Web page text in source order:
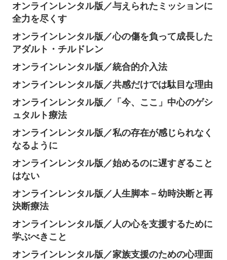
オンラインレンタル版／与えられたミッションに
全力を尽くす
オンラインレンタル版／心の傷を負って成長した
アダルト・チルドレン
オンラインレンタル版／統合的介入法
オンラインレンタル版／共感だけでは駄目な理由
オンラインレンタル版／「今、ここ」中心のゲシ
ュタルト療法
オンラインレンタル版／私の存在が感じられなく
なるように
オンラインレンタル版／始めるのに遅すぎること
はない
オンラインレンタル版／人生脚本－幼時決断と再
決断療法
オンラインレンタル版／人の心を支援するために
学ぶべきこと
オンラインレンタル版／家族支援のための心理面